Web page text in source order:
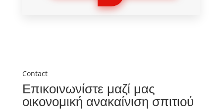
Contact
Επικοινωνίστε μαζί μας
οικονομική ανακαίνιση σπιτιού